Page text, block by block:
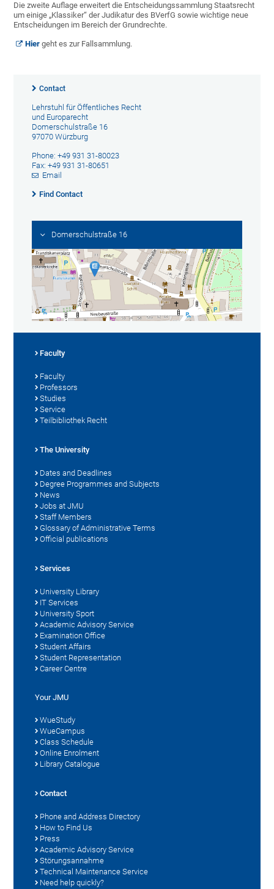
Die zweite Auflage erweitert die Entscheidungssammlung Staatsrecht
um einige „Klassiker“ der Judikatur des BVerfG sowie wichtige neue
Entscheidungen im Bereich der Grundrechte.
Hier geht es zur Fallsammlung.
Contact
Lehrstuhl für Öffentliches Recht
und Europarecht
Domerschulstraße 16
97070 Würzburg
Phone: +49 931 31-80023
Fax: +49 931 31-80651
Email
Find Contact
Domerschulstraße 16
Faculty
Faculty
Professors
Studies
Service
Teilbibliothek Recht
The University
Dates and Deadlines
Degree Programmes and Subjects
News
Jobs at JMU
Staff Members
Glossary of Administrative Terms
Official publications
Services
University Library
IT Services
University Sport
Academic Advisory Service
Examination Office
Student Affairs
Student Representation
Career Centre
Your JMU
WueStudy
WueCampus
Class Schedule
Online Enrolment
Library Catalogue
Contact
Phone and Address Directory
How to Find Us
Press
Academic Advisory Service
Störungsannahme
Technical Maintenance Service
Need help quickly?